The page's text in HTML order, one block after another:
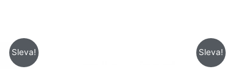
Sleva! Sleva!